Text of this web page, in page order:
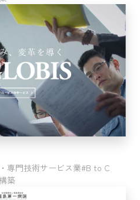
専門技術サービス業 B to C
築